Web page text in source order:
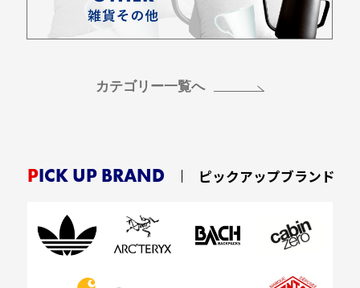
カテゴリー一覧へ
PICK UP BRAND ピックアップブランド